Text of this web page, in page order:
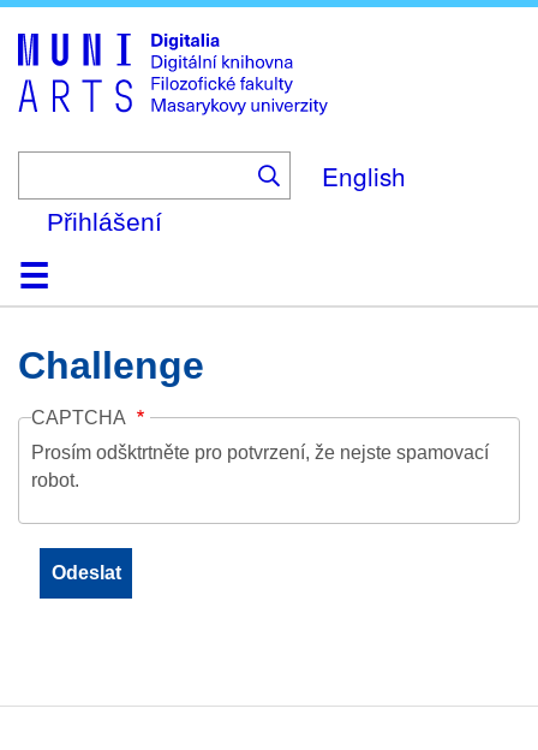
to
main
content
English
Přihlášení
DomůKolekce
Prohlížení
Vyhledávání
O platformě
Nápověda
KontaktDigitalia
Challenge
CAPTCHA
Prosím odšktrtněte pro potvrzení, že nejste spamovací
robot.